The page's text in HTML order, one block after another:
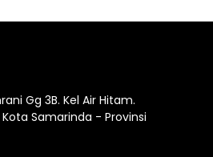
Gg 3B. Kel Air Hitam.
Samarinda - Provinsi